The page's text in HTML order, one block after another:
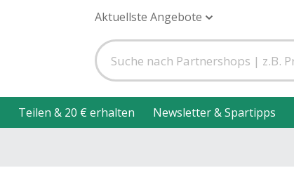
Aktuellste Angebote
Teilen & 20 € erhalten Newsletter & Spartipps